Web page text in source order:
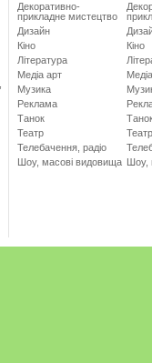
Декоративно-
прикладне мистецтво
Дизайн
Кіно
Література
Медіа арт
Музика
Реклама
Танок
Театр
Телебачення, радіо
Шоу, масові видовища
Кіно
Театр
Шоу,